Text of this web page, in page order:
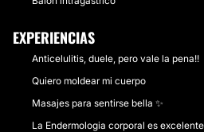
EXPERIENCIAS
Anticelulitis, duele, pero vale la pena!!
Quiero moldear mi cuerpo
Masajes para sentirse bella ✨
La Endermologia corporal es